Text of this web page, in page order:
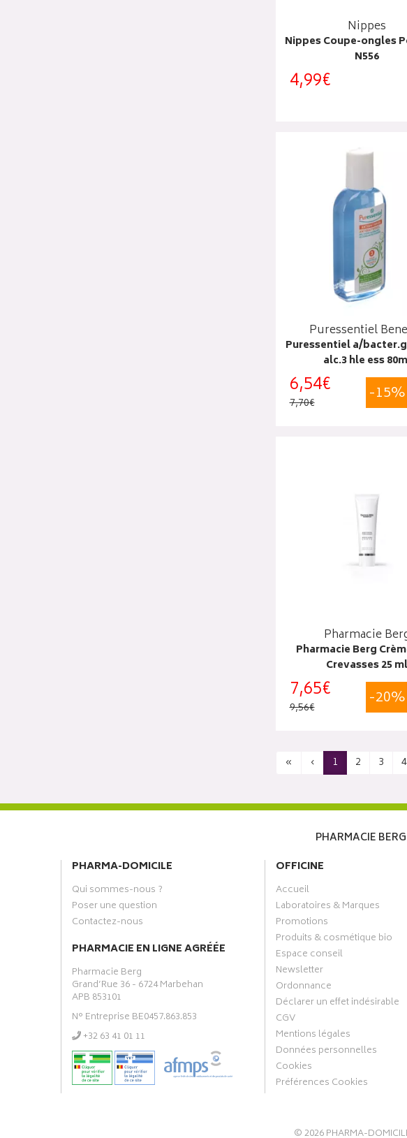
Nippes
Nippes Coupe-ongles
N556
4,99€
Puressentiel
Puressentiel a/
alc.3 hle ess
6,54€
7,70€ -15%
Pharmacie
Pharmacie Berg
Crevasses 25 ml
7,65€
9,56€ -20%
« ‹ 1 2 3 4
PHARMACIE
PHARMA-DOMICILE
Qui sommes-nous ?
Poser une question
Contactez-nous
PHARMACIE EN LIGNE AGRÉÉE
Pharmacie Berg
Grand’Rue 36 - 6724 Marbehan
APB 853101
N° Entreprise BE0457.863.853
‭+32 63 41 01 11‬
OFFICINE
Accueil
Laboratoires & Marques
Promotions
Produits & cosmétique bio
Espace conseil
Newsletter
Ordonnance
Déclarer un effet indésirable
CGV
Mentions légales
Données personnelles
Cookies
Préférences Cookies
© 2026PHARMA-